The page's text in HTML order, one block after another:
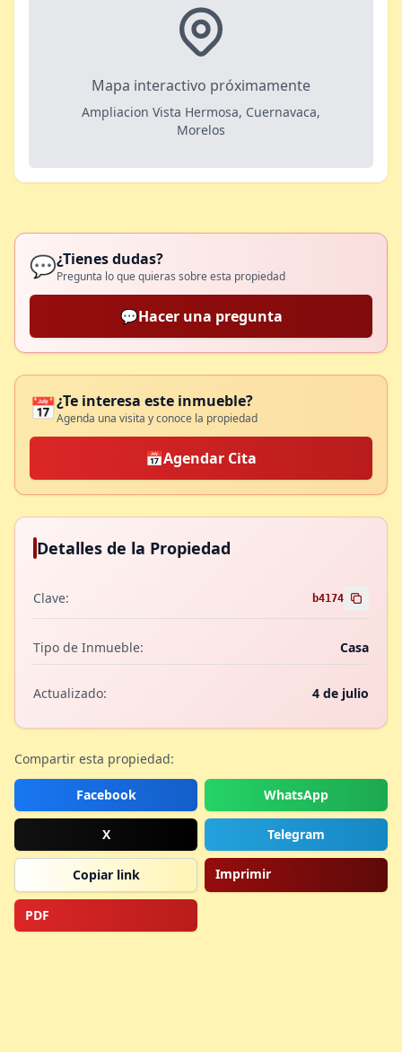
Mapa interactivo próximamente
Ampliacion Vista Hermosa, Cuernavaca,
Morelos
💬¿Tienes dudas?
Pregunta lo que quieras sobre esta propiedad
💬Hacer una pregunta
📅¿Te interesa este inmueble?
Agenda una visita y conoce la propiedad
📅Agendar Cita
Detalles de la Propiedad
Clave: b4174
Tipo de Inmueble: Casa
Actualizado: 4 de julio
Compartir esta propiedad:
Facebook WhatsApp
X Telegram
Copiar link Imprimir
PDF